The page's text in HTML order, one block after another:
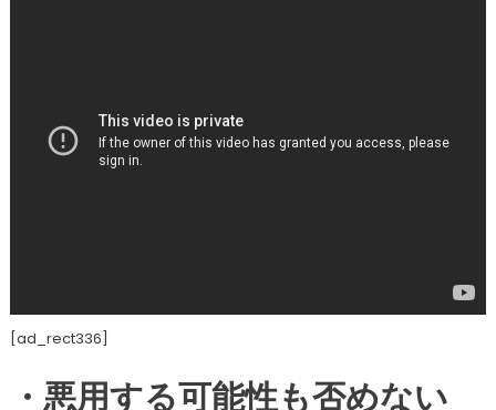
[ad_rect336]
・悪用する可能性も否めない